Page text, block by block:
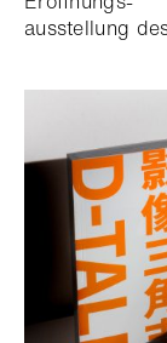
ausstellung